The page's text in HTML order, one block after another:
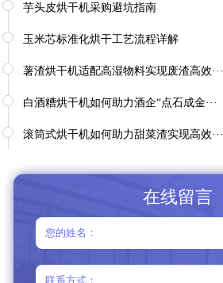
芋头皮烘干机采购避坑指南
玉米芯标准化烘干工艺流程详解
薯渣烘干机适配高湿物料实现废渣高效···
白酒糟烘干机如何助力酒企“点石成金···
滚筒式烘干机如何助力甜菜渣实现高效···
在线留言